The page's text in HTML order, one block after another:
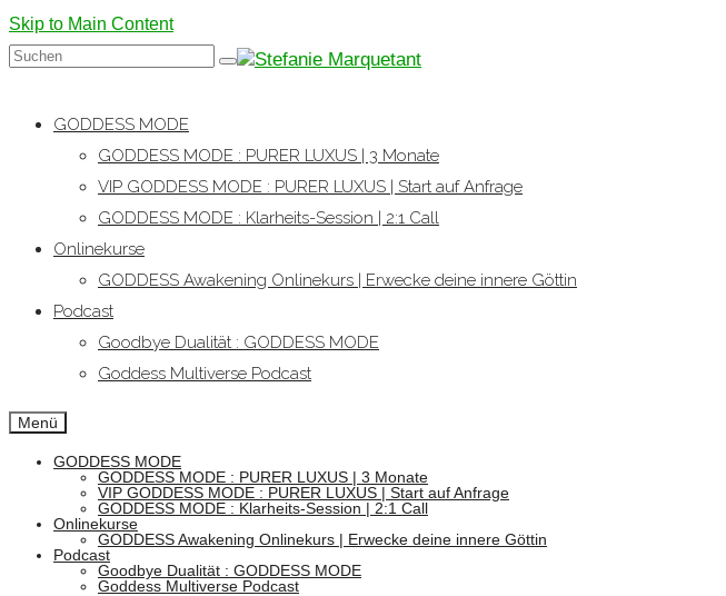
Skip to Main Content
Suchen
GODDESS MODE
GODDESS MODE : PURER LUXUS | 3 Monate
VIP GODDESS MODE : PURER LUXUS | Start auf Anfrage
GODDESS MODE : Klarheits-Session | 2:1 Call
Onlinekurse
GODDESS Awakening Onlinekurs | Erwecke deine innere Göttin
Podcast
Goodbye Dualität : GODDESS MODE
Goddess Multiverse Podcast
Menü
GODDESS MODE
GODDESS MODE : PURER LUXUS | 3 Monate
VIP GODDESS MODE : PURER LUXUS | Start auf Anfrage
GODDESS MODE : Klarheits-Session | 2:1 Call
Onlinekurse
GODDESS Awakening Onlinekurs | Erwecke deine innere Göttin
Podcast
Goodbye Dualität : GODDESS MODE
Goddess Multiverse Podcast